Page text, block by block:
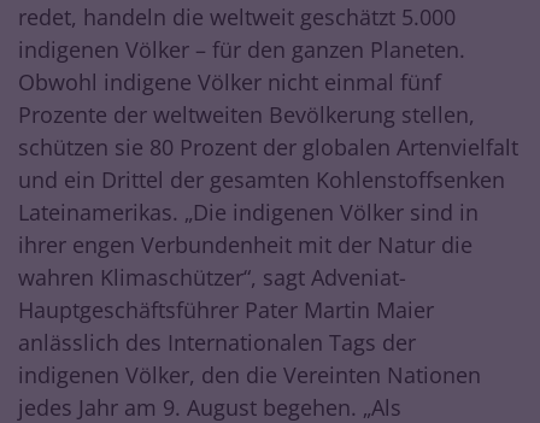
redet, handeln die weltweit geschätzt 5.000
indigenen Völker – für den ganzen Planeten.
Obwohl indigene Völker nicht einmal fünf
Prozente der weltweiten Bevölkerung stellen,
schützen sie 80 Prozent der globalen Artenvielfalt
und ein Drittel der gesamten Kohlenstoffsenken
Lateinamerikas. „Die indigenen Völker sind in
ihrer engen Verbundenheit mit der Natur die
wahren Klimaschützer“, sagt Adveniat-
Hauptgeschäftsführer Pater Martin Maier
anlässlich des Internationalen Tags der
indigenen Völker, den die Vereinten Nationen
jedes Jahr am 9. August begehen. „Als